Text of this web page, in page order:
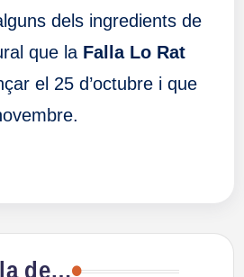
dels ingredients de
que la Falla Lo Rat
el 25 d’octubre i que
de…